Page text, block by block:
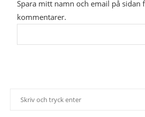
Spara mitt namn och email på sidan
kommentarer.